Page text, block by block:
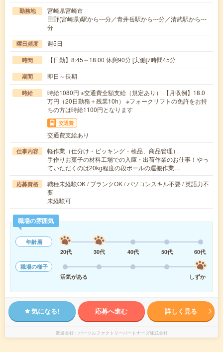
勤務地
宮崎県宮崎市
田野(宮崎県)駅から---分／青井岳駅から---分／清武駅から---
分
曜日頻度 週5日
時間 【日勤】8:45～18:00 休憩90分 [実働]7時間45分
期間 即日～長期
時給
時給1080円 ※交通費全額支給（規定あり） 【月収例】18.0
万円（20日勤務＋残業10h） ※フォークリフトの免許をお持
ちの方は時給1100円となります
交通費
交通費支給あり
仕事内容
軽作業（仕分け・ピッキング・検品、商品管理）
手作りお菓子の材料工場での入庫・出荷作業のお仕事！やっ
ていただくのは20kg程度の段ボールの運搬作業…
応募資格
職種未経験OK / ブランクOK / パソコンスキル不要 / 英語力不
要
未経験可
職場の雰囲気
年齢層
20代
30代 40代 50代
60代
職場の様子
活気がある
しずか
気になる! 応募へ進む 詳しく見る
派遣会社 パーソルファクトリーパートナーズ株式会社